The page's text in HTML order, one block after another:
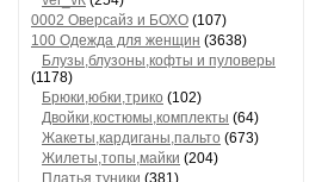
0002 Оверсайз и БОХО (107)
100 Одежда для женщин (3638)
Блузы,блузоны,кофты и пуловеры
(1178)
Брюки,юбки,трико (102)
Двойки,костюмы,комплекты (64)
Жакеты,кардиганы,пальто (673)
Жилеты,топы,майки (204)
Платья,туники (381)